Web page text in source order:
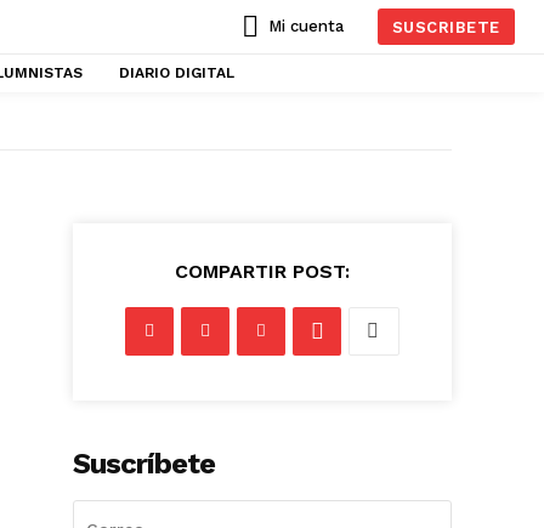
Mi cuenta SUSCRIBETE
DIARIO DIGITAL
COMPARTIR POST:
Suscríbete